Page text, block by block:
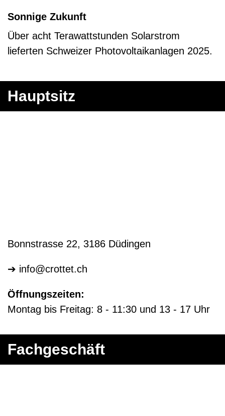
Hauptsitz
Bonnstrasse 22, 3186 Düdingen
➔ info@crottet.ch
Öffnungszeiten:
Montag bis Freitag: 8 - 11:30 und 13 - 17 Uhr
Fachgeschäft